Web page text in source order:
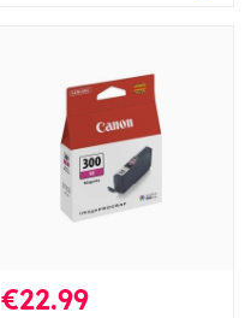
€22.99